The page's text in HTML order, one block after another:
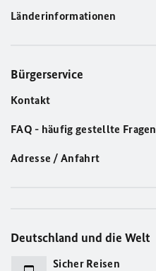
Länderinformationen
Bürgerservice
Kontakt
FAQ - häufig gestellte Fragen
Adresse / Anfahrt
Deutschland und die Welt
Sicher Reisen